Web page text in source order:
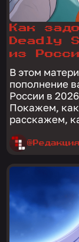
Как
Deadly
из
В этом
пополнение
России в
Покажем, как
расскажем,